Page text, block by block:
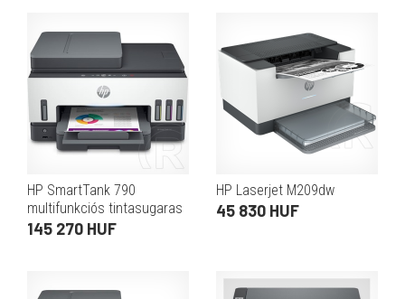
HP SmartTank 790
multifunkciós tintasugaras
külsőtartályos nyomtató
145 270 HUF
HP Laserjet M209dw
45 830 HUF